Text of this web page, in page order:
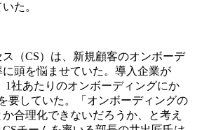
た。
（CS）は、新規顧客のオンボーデ
頭を悩ませていた。導入企業が
1社あたりのオンボーディングにか
要していた。「オンボーディングの
合理化できないだろうか、と考え